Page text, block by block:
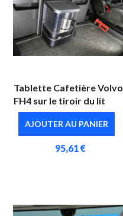
Tablette Cafetière Volvo
FH4 sur le tiroir du lit
AJOUTER AU PANIER
95,61 €